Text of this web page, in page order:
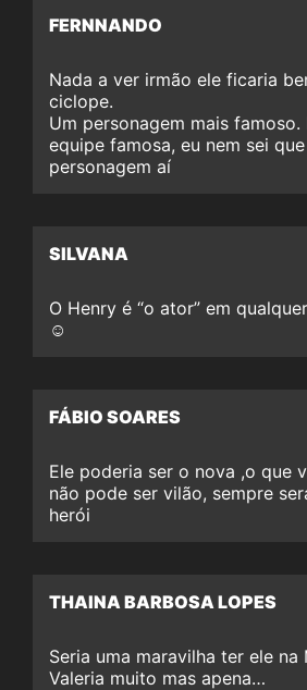
FERNNANDO
Nada a ver irmão ele ficaria
ciclope.
Um personagem mais famoso.
equipe famosa, eu nem sei
personagem aí
SILVANA
O Henry é “o ator” em
☺️
FÁBIO SOARES
Ele poderia ser o nova ,o que
não pode ser vilão, sempre
herói
THAINA BARBOSA LOPES
Seria uma maravilha ter ele na
Valeria muito mas apena…